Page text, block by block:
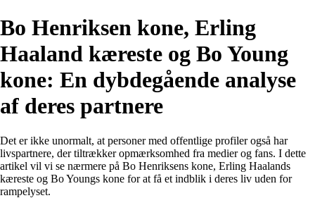
Bo Henriksen kone, Erling
Haaland kæreste og Bo Young
kone: En dybdegående analyse
af deres partnere
Det er ikke unormalt, at personer med offentlige profiler også har
livspartnere, der tiltrækker opmærksomhed fra medier og fans. I dette
artikel vil vi se nærmere på Bo Henriksens kone, Erling Haalands
kæreste og Bo Youngs kone for at få et indblik i deres liv uden for
rampelyset.